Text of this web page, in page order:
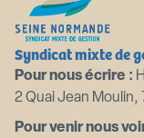
Syndicat mixte de
Pour nous écrire :
2 Quai Jean Moulin,
Pour venir nous